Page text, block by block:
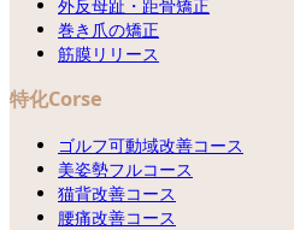
外反母趾・距骨矯正
巻き爪の矯正
筋膜リリース
特化Corse
ゴルフ可動域改善コース
美姿勢フルコース
猫背改善コース
腰痛改善コース